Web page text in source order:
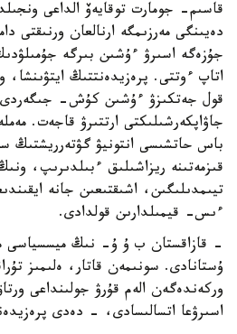
دەيىنگى مەرزىمگە ارنالعان ورنىقتى
جۇزەگە اسىرۋ ءۇشىن بىرگە
اتاپ ءوتتى. پرەزيدەنتتىڭ ايتۋىنشا،
قول جەتكىزۋ ءۇشىن كۇش- جىگەردى
جاۋاپكەرشىلىكتى ارتتىرۋ قاجەت.
باس حاتشىسى انتونيۋ گۋتەرريشتىڭ
قىزمەتىنە ريزاشىلىق ءبىلدىرىپ،
تيىمدىلىگىن، اشىقتىعىن جانە
ءىس- قيمىلدارىن قولدادى.
- قازاقستان ب ۇ ۇ- نىڭ ميسسياسى
ۇستانادى. سونىمەن قاتار، ەلىمىز
وركەندەگەن الەم قۇرۋ جولىنداعى
اسىرۋعا اتسالىسادى، - دەدى